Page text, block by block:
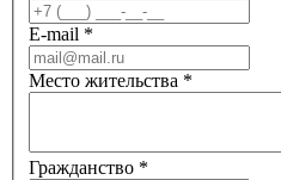
E-mail *
Место жительства *
Гражданство *